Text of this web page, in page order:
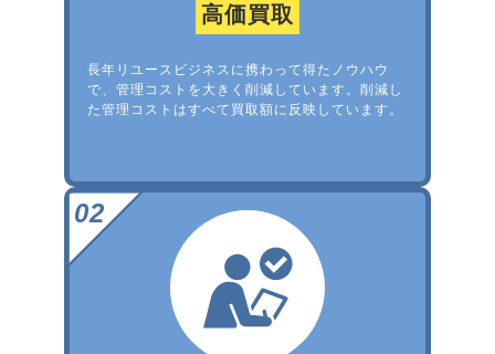
高価買取
長年リユースビジネスに携わって得たノウハウ
で、管理コストを大きく削減しています。削減し
た管理コストはすべて買取額に反映しています。